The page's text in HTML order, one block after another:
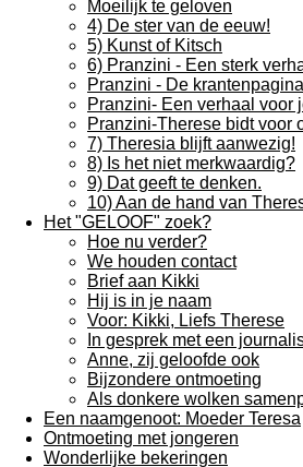
Moeilijk te geloven
4) De ster van de eeuw!
5) Kunst of Kitsch
6) Pranzini - Een sterk
Pranzini - De krantenpagina
Pranzini- Een verhaal voor
Pranzini-Therese bidt voor
7) Theresia blijft aanwezig!
8) Is het niet merkwaardig?
9) Dat geeft te denken.
10) Aan de hand van
Het "GELOOF" zoek?
Hoe nu verder?
We houden contact
Brief aan Kikki
Hij is in je naam
Voor: Kikki, Liefs Therese
In gesprek met een
Anne, zij geloofde ook
Bijzondere ontmoeting
Als donkere wolken
Een naamgenoot: Moeder Teresa
Ontmoeting met jongeren
Wonderlijke bekeringen